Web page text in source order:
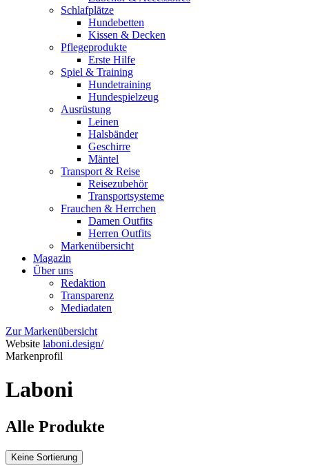
Schlafplätze
Hundebetten
Kissen & Decken
Pflegeprodukte
Erste Hilfe
Spiel & Training
Hundetraining
Hundespielzeug
Ausrüstung
Leinen
Halsbänder
Geschirre
Mäntel
Transport & Reise
Reisezubehör
Transportsysteme
Frauchen & Herrchen
Damen Outfits
Herren Outfits
Markenübersicht
Magazin
Über uns
Redaktion
Transparenz
Mediadaten
Zur Markenübersicht
Website laboni.design/
Markenprofil
Laboni
Alle Produkte
Keine Sortierung